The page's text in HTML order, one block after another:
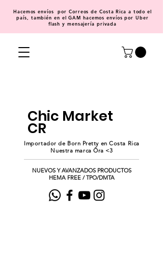
Hacemosenvíos por Correos de Costa Rica a todo el
país, también en el GAM hacemos envíos por Uber
flash y mensajería privada
Chic Market
CR
Importador de Born Pretty en Costa Rica
Nuestra marca Ōra <3
NUEVOS Y AVANZADOS PRODUCTOS
HEMA FREE / TPO/DMTA